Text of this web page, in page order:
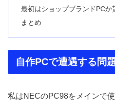
最初はショップブランドPCか
まとめ
自作PCで遭遇する問
私はNECのPC98をメインで